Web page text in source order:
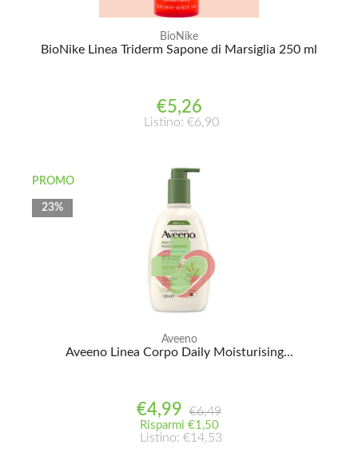
BioNike
BioNike Linea Triderm Sapone di Marsiglia 250 ml
€5,26
Listino: €6,90
PROMO
23%
Aveeno
Aveeno Linea Corpo Daily Moisturising...
€4,99 €6,49
Risparmi €1,50
Listino: €14,53